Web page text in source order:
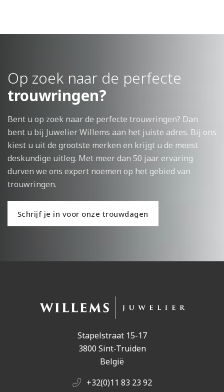
Op zoek naar de perfecte
trouwringen?
Bent u op zoek naar de perfecte trouwringen? Dan
bent u bij Juwelier Willems aan het juiste adres. Bij ons
kiest u uit de grootste merken en krijgt u de meest
deskundige uitleg. Met meer dan 50 jaar ervaring
durven we ons expert noemen op het gebied van
trouwringen.
Schrijf je in voor onze trouwdagen
Stapelstraat 15-17
3800 Sint-Truiden
België
+32(0)11 83 23 92